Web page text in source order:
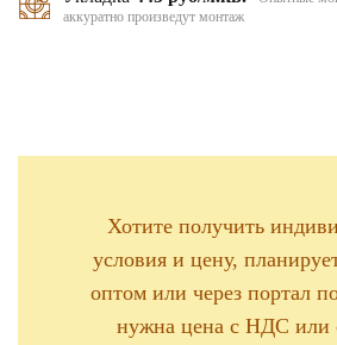
аккуратно произведут монтаж
Хотите получить
условия и цену,
оптом или через портал
нужна цена с НДС или